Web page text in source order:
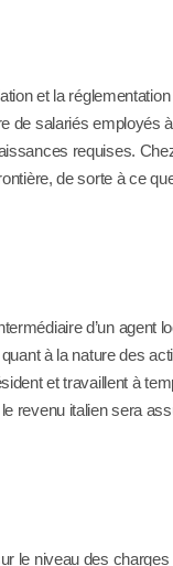
et la
de salariés employés
requises.
de sorte à ce
d’un agent
à la nature des
et travaillent à
revenu italien sera
le niveau des